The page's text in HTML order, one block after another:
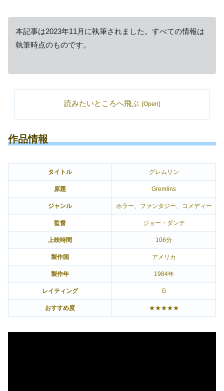
本記事は2023年11月に執筆されました。すべての情報は
執筆時点のものです。
読みたいところへ飛ぶ
作品情報
タイトル グレムリン
原題 Gremlins
ジャンル ホラー、ファンタジー、コメディー
監督 ジョー・ダンテ
上映時間 106分
製作国 アメリカ
製作年 1984年
レイティング G
おすすめ度 ★★★★★